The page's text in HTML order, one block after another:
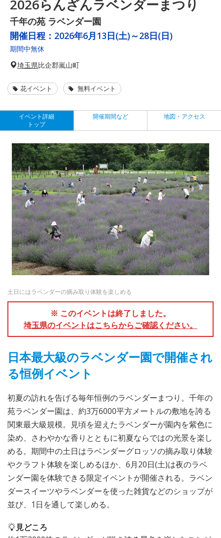
2026らんざんラベンダーまつり
千年の苑 ラベンダー園
開催日程： 2026年6月13日(土)～28日(日)
期間中無休
埼玉県比企郡嵐山町
花イベント 無料イベント
イベント詳細
トップ
開催期間など 地図・アクセス
土日にはラベンダーの摘み取り体験を楽しめる
※ このイベントは終了しました。
埼玉県のイベントはこちらからご確認ください。
日本最大級のラベンダー園で開催され
る恒例イベント
初夏の訪れを告げる毎年恒例のラベンダーまつり。千年の
苑ラベンダー園は、約3万6000平方メートルの敷地を誇る
関東最大級規模。見頃を迎えたラベンダーが園内を紫色に
染め、さわやかな香りとともに初夏ならではの光景を楽し
める。期間中の土日はラベンダーグロッソの摘み取り体験
やクラフト体験を楽しめるほか、6月20日(土)は夜のラベ
ンダー園を体験できる限定イベントが開催される。ラベン
ダースイーツやラベンダーを使った雑貨などのショップが
並び、1日を通して楽しめる。
見どころ